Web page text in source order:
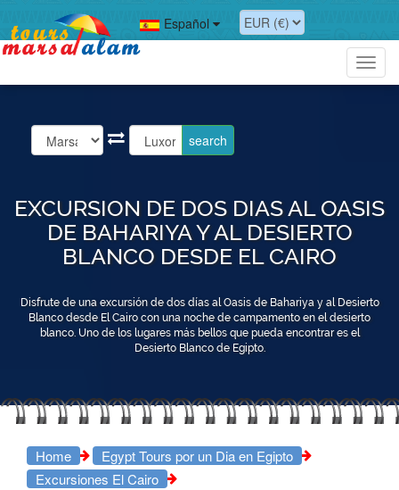
Español
EXCURSION DE DOS DIAS AL OASIS
DE BAHARIYA Y AL DESIERTO
BLANCO DESDE EL CAIRO
Disfrute de una excursión de dos días al Oasis de Bahariya y al Desierto
Blanco desde El Cairo con una noche de campamento en el desierto
blanco. Uno de los lugares más bellos que pueda encontrar es el
Desierto Blanco de Egipto.
Home
Egypt Tours por un Dia en Egipto
Excursiones El Cairo